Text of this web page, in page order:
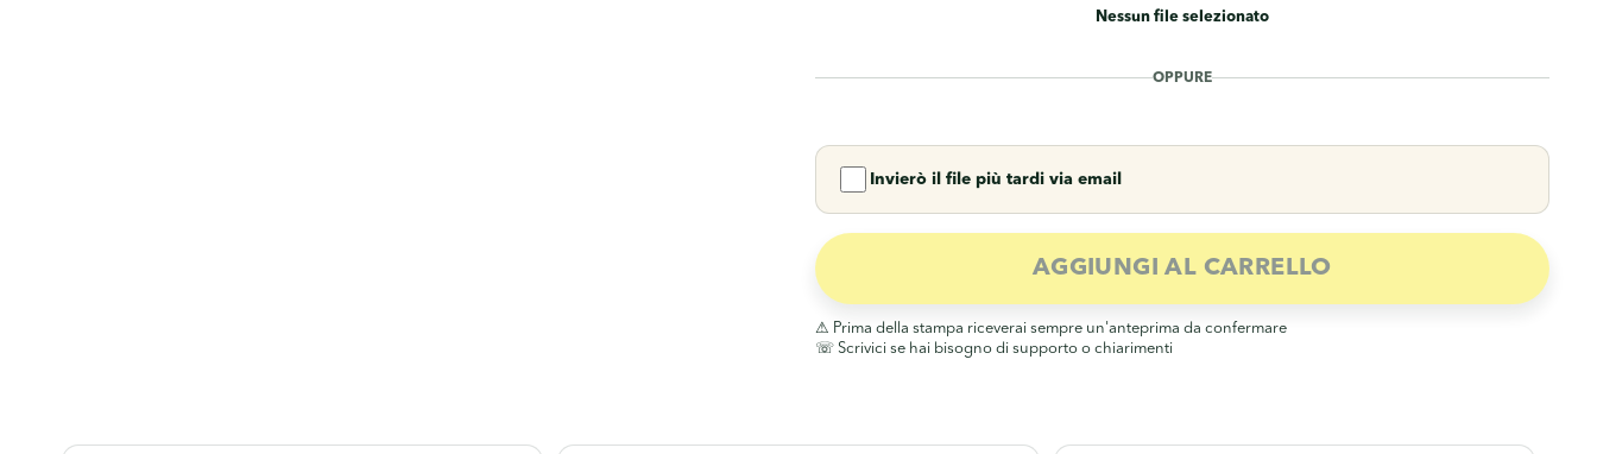
Nessun file selezionato
OPPURE
Invierò il file più tardi via email
AGGIUNGI AL CARRELLO